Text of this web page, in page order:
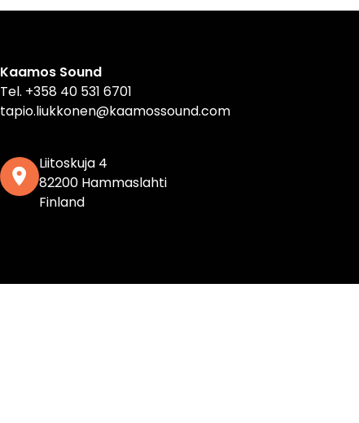
Kaamos Sound
Tel. +358 40 531 6701
tapio.liukkonen@kaamossound.com
Liitoskuja 4
82200 Hammaslahti
Finland